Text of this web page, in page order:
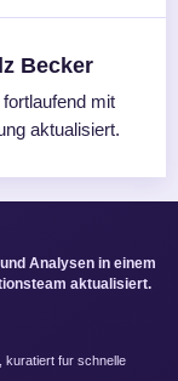
Becker
mit
aktualisiert.
Analysen in einem
aktualisiert.
kuratiert fur schnelle